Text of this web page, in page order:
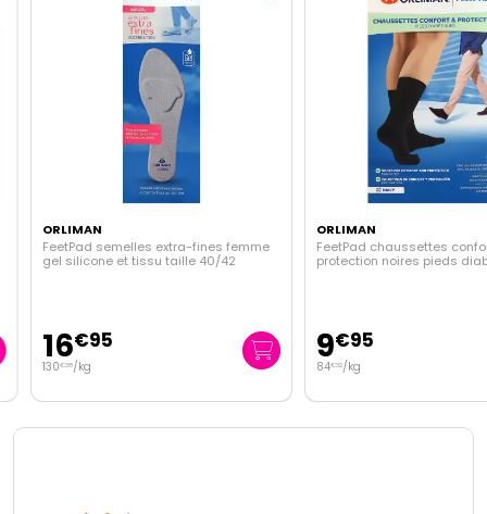
ORLIMAN
FeetPad semelles extra-fines femme
gel silicone et tissu taille 40/42
16€95
130€ 38/kg
ORLIMAN
FeetPad chaussettes confort
protection noires pieds
9€95
€32/kg